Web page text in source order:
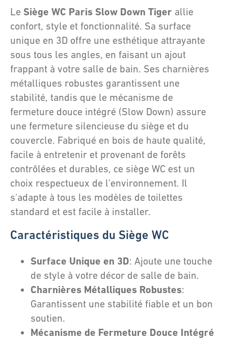
Le Siège WC Paris Slow Down Tiger allie
confort, style et fonctionnalité. Sa surface
unique en 3D offre une esthétique attrayante
sous tous les angles, en faisant un ajout
frappant à votre salle de bain. Ses charnières
métalliques robustes garantissent une
stabilité, tandis que le mécanisme de
fermeture douce intégré (Slow Down) assure
une fermeture silencieuse du siège et du
couvercle. Fabriqué en bois de haute qualité,
facile à entretenir et provenant de forêts
contrôlées et durables, ce siège WC est un
choix respectueux de l'environnement. Il
s'adapte à tous les modèles de toilettes
standard et est facile à installer.
Caractéristiques du Siège WC
Surface Unique en 3D: Ajoute une touche
de style à votre décor de salle de bain.
Charnières Métalliques Robustes:
Garantissent une stabilité fiable et un bon
soutien.
Mécanisme de Fermeture Douce Intégré